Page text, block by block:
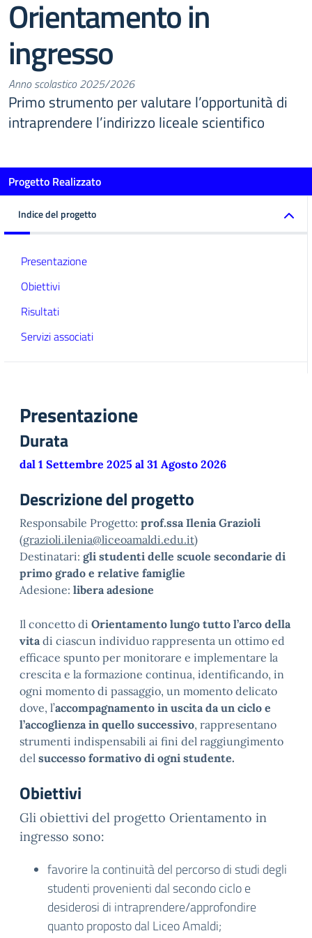
Orientamento in
ingresso
Anno scolastico 2025/2026
Primo strumento per valutare l’opportunità di
intraprendere l’indirizzo liceale scientifico
Progetto Realizzato
Indice del progetto
Presentazione
Obiettivi
Risultati
Servizi associati
Presentazione
Durata
dal 1 Settembre 2025 al 31 Agosto 2026
Descrizione del progetto
Responsabile Progetto: prof.ssa Ilenia Grazioli
(grazioli.ilenia@liceoamaldi.edu.it)
Destinatari: gli studenti delle scuole secondarie di
primo grado e relative famiglie
Adesione: libera adesione
Il concetto di Orientamento lungo tutto l’arco della
vitadi ciascun individuo rappresenta un ottimo ed
efficace spunto per monitorare e implementare la
crescita e la formazione continua, identificando, in
ogni momento di passaggio, un momento delicato
dove, l’accompagnamento in uscita da un ciclo e
l’accoglienza in quello successivo, rappresentano
strumenti indispensabili ai fini del raggiungimento
del successo formativo di ogni studente.
Obiettivi
Gli obiettivi del progetto Orientamento in
ingresso sono:
favorire la continuità del percorso di studi degli
studenti provenienti dal secondo ciclo e
desiderosi di intraprendere/approfondire
quanto proposto dal Liceo Amaldi;